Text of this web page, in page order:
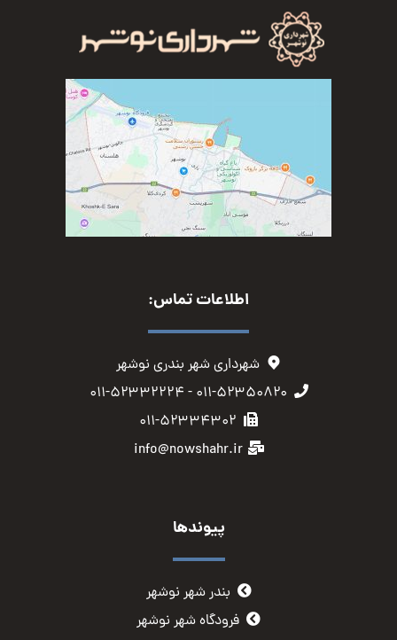
اطلاعات تماس:
شهرداری شهر بندری نوشهر
۰۱۱-۵۲۳۵۰۸۲۰ - ۰۱۱-۵۲۳۳۲۲۲۴
۰۱۱-۵۲۳۳۴۳۰۲
info@nowshahr.ir
پیوندها
بندر شهر نوشهر
فرودگاه شهر نوشهر